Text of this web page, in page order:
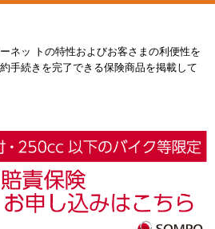
ネッ トの特性およびお客さまの利便性を
手続きを完了できる保険商品を掲載して